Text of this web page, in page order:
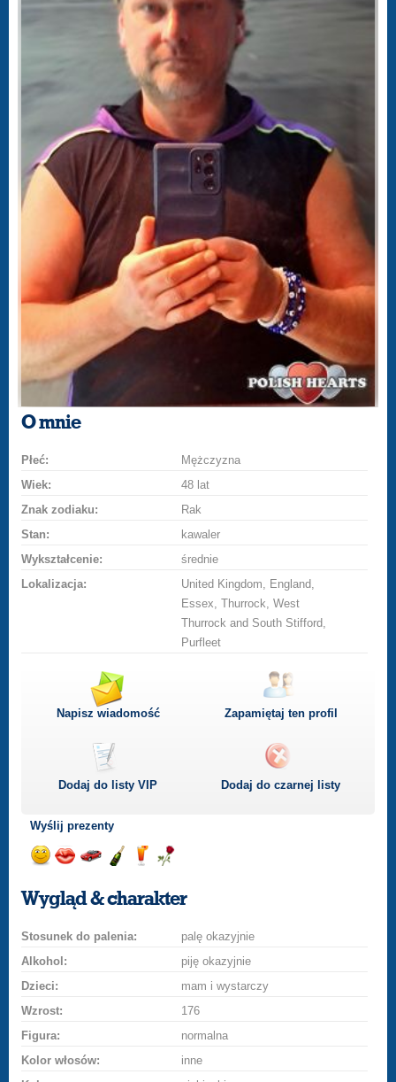
O mnie
Płeć:
Mężczyzna
Wiek:
48 lat
Znak zodiaku:
Rak
Stan:
kawaler
Wykształcenie:
średnie
Lokalizacja:
United Kingdom, England,
Essex, Thurrock, West
Thurrock and South Stifford,
Purfleet
Napisz wiadomość Zapamiętaj ten profil
Dodaj do listyVIP Dodaj do czarnej listy
Wyślij prezenty
uśmiech
buziakasamochodem
szampana
drinka
różę
Wygląd & charakter
Stosunek do palenia:
palę okazyjnie
Alkohol:
piję okazyjnie
Dzieci:
mam i wystarczy
Wzrost:
176
Figura:
normalna
Kolor włosów:
inne